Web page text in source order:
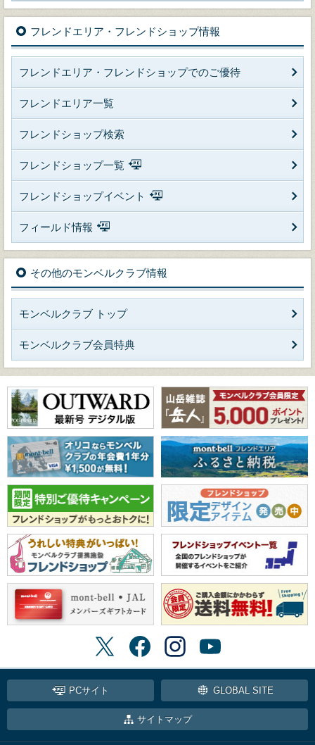
フレンドエリア・フレンドショップ情報
フレンドエリア・フレンドショップでのご優待
フレンドエリア一覧
フレンドショップ検索
フレンドショップ一覧
フレンドショップイベント
フィールド情報
その他のモンベルクラブ情報
モンベルクラブ トップ
モンベルクラブ会員特典
PCサイト GLOBAL SITE
サイトマップ